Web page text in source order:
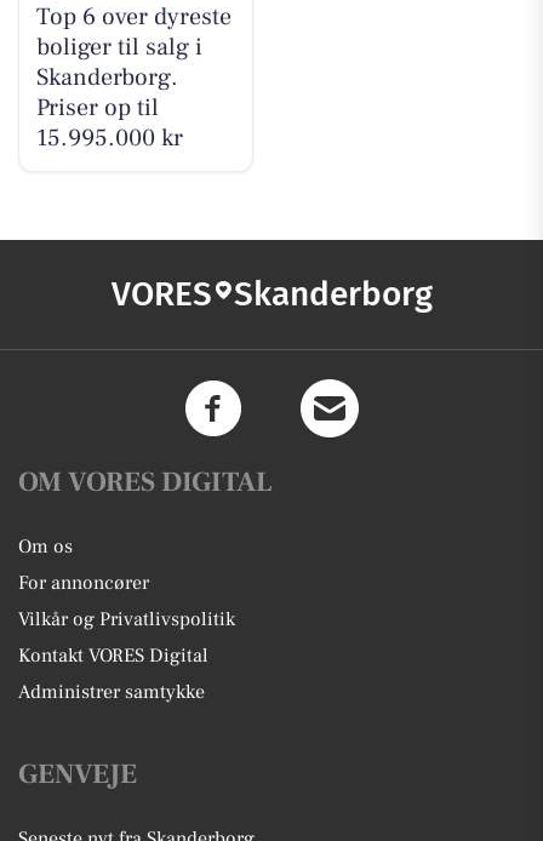
Top 6 over dyreste
boliger til salg i
Skanderborg.
Priser op til
15.995.000 kr
VORES Skanderborg
OM VORES DIGITAL
Om os
For annoncører
Vilkår og Privatlivspolitik
Kontakt VORES Digital
Administrer samtykke
GENVEJE